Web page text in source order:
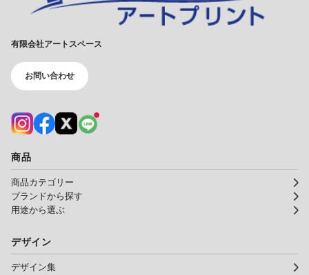
有限会社アートスペース
お問い合わせ
商品
商品カテゴリー
ブランドから探す
用途から選ぶ
デザイン
デザイン集